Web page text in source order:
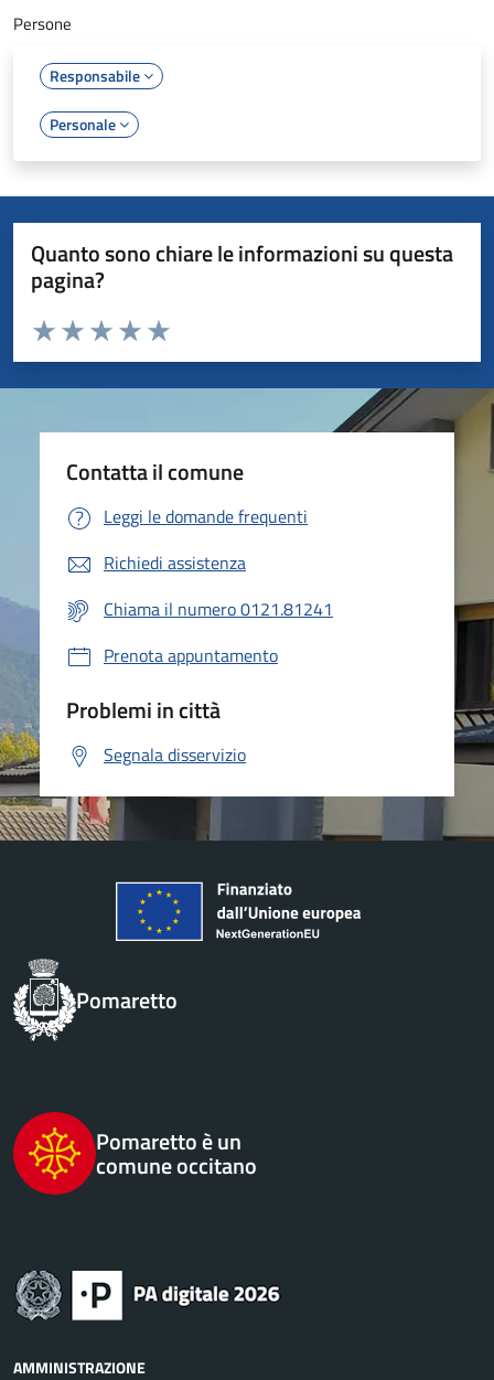
Persone
Responsabile
Personale
Quanto sono chiare le informazioni su questa
pagina?
Valuta da 1 a 5 stelle la pagina
Valuta 5 stelle su 5
Valuta 4 stelle su 5
Valuta 3 stelle su 5
Valuta 2 stelle su 5
Valuta 1 stelle su 5
Contatta il comune
Leggi le domande frequenti
Richiedi assistenza
Chiama il numero 0121.81241
Prenota appuntamento
Problemi in città
Segnala disservizio
Pomaretto
Pomaretto è un
comune occitano
AMMINISTRAZIONE